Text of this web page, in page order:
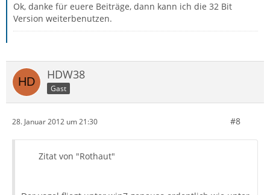
Ok, danke für euere Beiträge, dann kann ich die 32 Bit
Version weiterbenutzen.
HDW38
Gast
28. Januar 2012 um 21:30 #8
Zitat von "Rothaut"